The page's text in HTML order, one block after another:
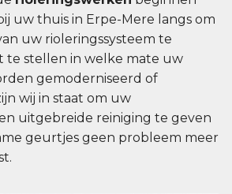
uw thuis in Erpe-Mere langs om
uw rioleringssysteem te
te stellen in welke mate uw
gemoderniseerd of
wij in staat om uw
uitgebreide reiniging te geven
geurtjes geen probleem meer